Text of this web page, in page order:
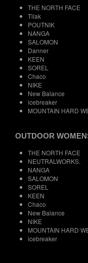
THE NORTH FACE
Tilak
POUTNIK
NANGA
SALOMON
Danner
KEEN
SOREL
Chaco
NIKE
New Balance
icebreaker
MOUNTAIN HARD
OUTDOOR
THE NORTH FACE
NEUTRALWORKS.
NANGA
SALOMON
SOREL
KEEN
Chaco
New Balance
NIKE
MOUNTAIN HARD
icebreaker